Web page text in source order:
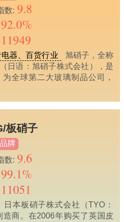
数: 9.8
92.0%
11949
器、百货行业
旭硝子，全称
日语：旭硝子株式会社），是
全球第二大玻璃制品公司，
板硝子
牌
数: 9.6
99.1%
11051
日本板硝子株式会社（TYO：
商。在2006年购买了英国皮